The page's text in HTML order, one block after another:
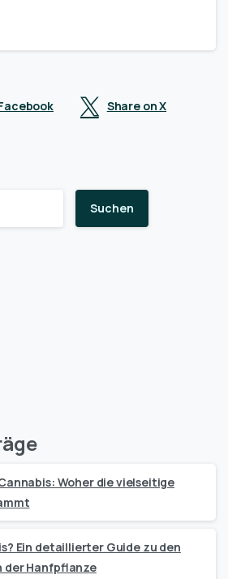
Share on X
Suchen
Woher die vielseitige
Ein detaillierter Guide zu den
der Hanfpflanze